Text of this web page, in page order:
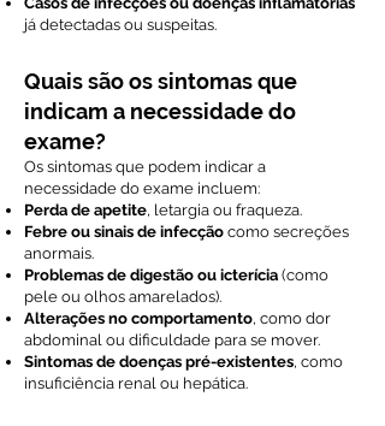
já detectadas ou suspeitas.
Quais são os sintomas que
indicam a necessidade do
exame?
Os sintomas que podem indicar a
necessidade do exame incluem:
Perda de apetite, letargia ou fraqueza.
Febre ou sinais de infecção como secreções
anormais.
Problemas de digestão ou icterícia (como
pele ou olhos amarelados).
Alterações no comportamento, como dor
abdominal ou dificuldade para se mover.
Sintomas de doenças pré-existentes, como
insuficiência renal ou hepática.